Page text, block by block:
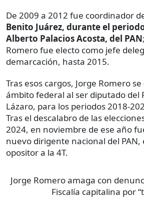
De 2009 a 2012 fue coordinador
Benito Juárez, durante el
Alberto Palacios Acosta, del PAN
Romero fue electo como jefe
demarcación, hasta 2015.
Tras esos cargos, Jorge Romero
ámbito federal al ser diputado del
Lázaro, para los periodos 2018-
Tras el descalabro de las
2024, en noviembre de ese año
nuevo dirigente nacional del
opositor a la 4T.
Jorge Romero amaga con
Fiscalía capitalina por